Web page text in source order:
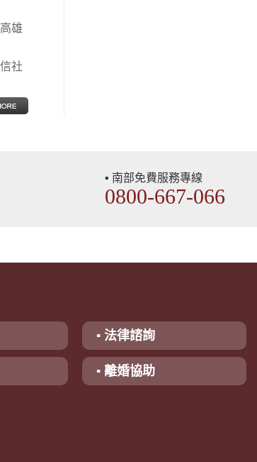
雄
社
▪ 南部免費服務專線
0800-667-066
▪ 法律諮詢
▪ 離婚協助